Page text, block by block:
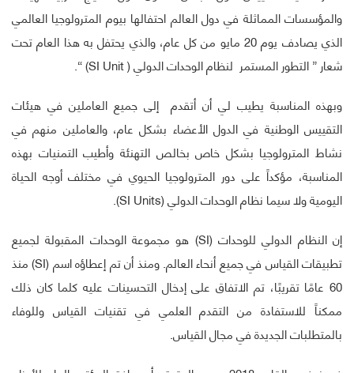
والمؤسسات المماثلة في دول العالم احتفالها بيوم المترولوجيا العالمي
الذي يصادف يوم 20 مايو من كل عام، والذي يحتفل به هذا العام تحت
شعار ” التطور المستمر لنظام الوحدات الدولي ( SI Unit) “.
وبهذه المناسبة يطيب لي أن أتقدم إلى جميع العاملين في هيئات
التقييس الوطنية في الدول الأعضاء بشكل عام، والعاملين منهم في
نشاط المترولوجيا بشكل خاص بخالص التهنئة وأطيب التمنيات بهذه
المناسبة، مؤكداً على دور المترولوجيا الحيوي في مختلف أوجه الحياة
اليومية ولا سيما نظام الوحدات الدولي (SI Units).
إن النظام الدولي للوحدات (SI) هو مجموعة الوحدات المقبولة لجميع
تطبيقات القياس في جميع أنحاء العالم. ومنذ أن تم إعطاؤه اسم (SI) منذ
60 عامًا تقريبًا، تم الاتفاق على إدخال التحسينات عليه كلما كان ذلك
ممكناً للاستفادة من التقدم العلمي في تقنيات القياس وللوفاء
بالمتطلبات الجديدة في مجال القياس.